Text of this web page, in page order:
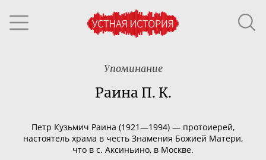
Упоминание
Раина П. К.
Петр Кузьмич Раина (1921—1994) — протоиерей,
настоятель храма в честь Знамения Божией Матери,
что в с. Аксиньино, в Москве.